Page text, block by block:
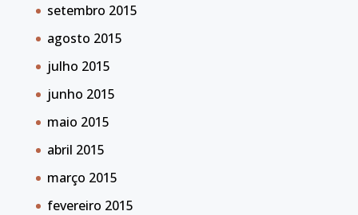
setembro 2015
agosto 2015
julho 2015
junho 2015
maio 2015
abril 2015
março 2015
fevereiro 2015